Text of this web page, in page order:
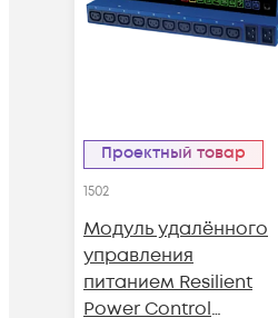
Проектный товар
1502
Модуль удалённого
управления
питанием Resilient
Power Control